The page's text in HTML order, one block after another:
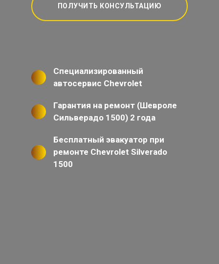
ПОЛУЧИТЬ КОНСУЛЬТАЦИЮ
Специализированный
автосервис Chevrolet
Гарантия на ремонт (Шевроле
Сильверадо 1500) 2 года
Бесплатный эвакуатор при
ремонте Chevrolet Silverado
1500